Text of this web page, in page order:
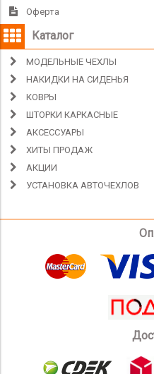
Оферта
Каталог
МОДЕЛЬНЫЕ ЧЕХЛЫ
НАКИДКИ НА СИДЕНЬЯ
КОВРЫ
ШТОРКИ КАРКАСНЫЕ
АКСЕССУАРЫ
ХИТЫ ПРОДАЖ
АКЦИИ
УСТАНОВКА АВТОЧЕХЛОВ